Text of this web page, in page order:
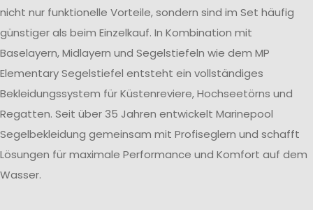
nicht nur funktionelle Vorteile, sondern sind im Set häufig
günstiger als beim Einzelkauf. In Kombination mit
Baselayern, Midlayern und Segelstiefeln wie dem MP
Elementary Segelstiefel entsteht ein vollständiges
Bekleidungssystem für Küstenreviere, Hochseetörns und
Regatten. Seit über 35 Jahren entwickelt Marinepool
Segelbekleidung gemeinsam mit Profiseglern und schafft
Lösungen für maximale Performance und Komfort auf dem
Wasser.